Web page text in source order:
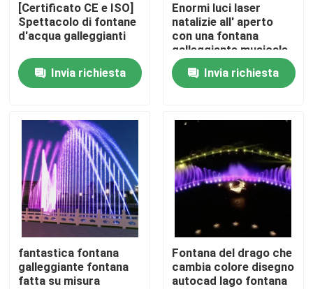
Fatory Tour
Controllo di qualità
Richiedere un preventivo
fontana di galleggiamento
Fonte del lago
fontana musicale
[Certificato CE e ISO]
Spettacolo di fontane
d'acqua galleggianti
Invia richiesta
Enormi luci laser
natalizie all' aperto
con una fontana
galleggiante musicale
unica nel lago
Invia richiesta
fantastica fontana
galleggiante fontana
fatta su misura
Fontana del drago che
cambia colore disegno
autocad lago fontana